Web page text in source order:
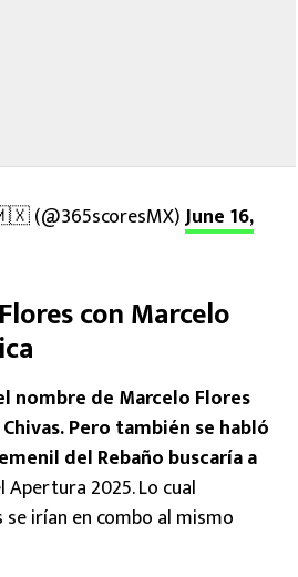
(@365scoresMX)June 16,
con Marcelo
nombre de Marcelo Flores
Pero también se habló
del Rebaño buscaría a
Apertura 2025. Lo cual
irían en combo al mismo